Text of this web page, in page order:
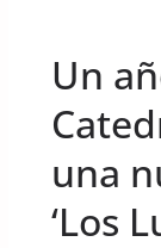
Un
una
‘Los